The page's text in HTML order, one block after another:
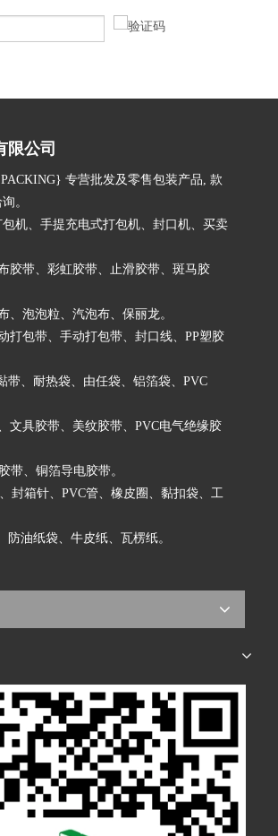
限公司
专营批发及零售包装产品, 款
。
机、手提充电式打包机、封口机、买卖
胶带、彩虹胶带、止滑胶带、斑马胶
、泡泡粒、汽泡布、保丽龙。
打包带、手动打包带、封口线、PP塑胶
带、耐热袋、由任袋、铝箔袋、PVC
文具胶带、美纹胶带、PVC电气绝缘胶
带、铜箔导电胶带。
封箱针、PVC管、橡皮圈、黏扣袋、工
防油纸袋、牛皮纸、瓦楞纸。